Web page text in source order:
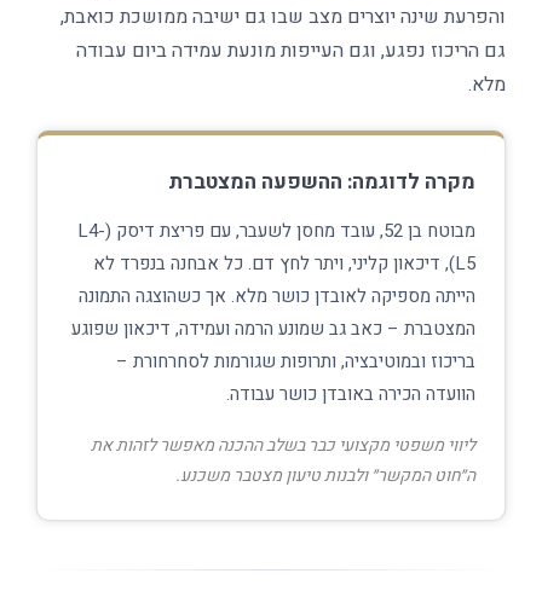
והפרעת שינה יוצרים מצב שבו גם ישיבה ממושכת כואבת,
גם הריכוז נפגע, וגם העייפות מונעת עמידה ביום עבודה
מלא.
מקרה לדוגמה: ההשפעה המצטברת
מבוטח בן 52, עובד מחסן לשעבר, עם פריצת דיסק (L4-
L5), דיכאון קליני, ויתר לחץ דם. כל אבחנה בנפרד לא
הייתה מספיקה לאובדן כושר מלא. אך כשהוצגה התמונה
המצטברת – כאב גב שמונע הרמה ועמידה, דיכאון שפוגע
בריכוז ובמוטיבציה, ותרופות שגורמות לסחרחורת –
הוועדה הכירה באובדן כושר עבודה.
ליווי משפטי מקצועי כבר בשלב ההכנה מאפשר לזהות את
ה״חוט המקשר״ ולבנות טיעון מצטבר משכנע.